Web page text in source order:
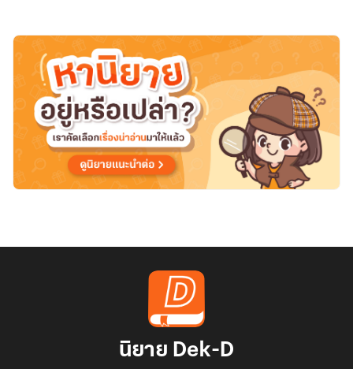
เร่อ
บา
นาชิ)
นิยาย Dek-D